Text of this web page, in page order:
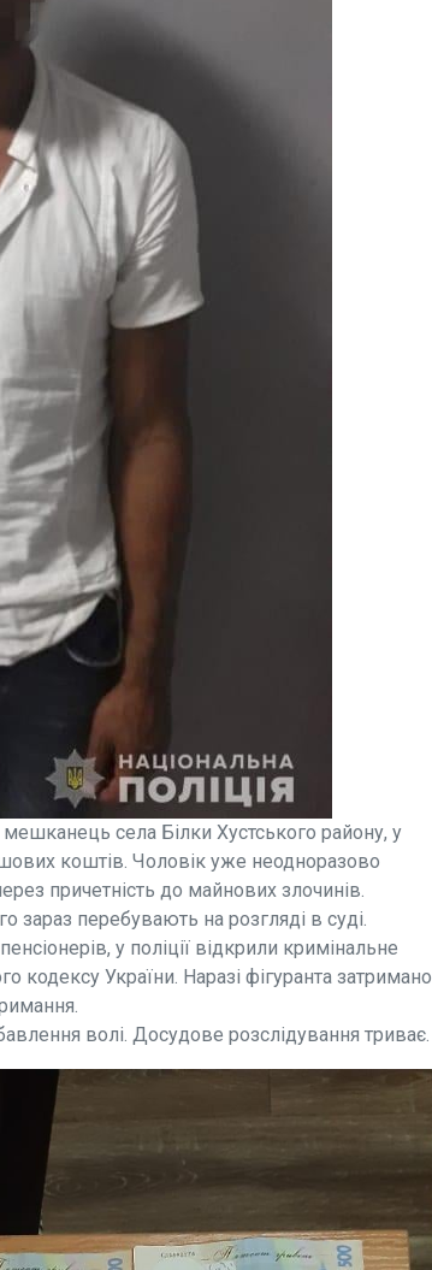
села Білки Хустського району, у
коштів. Чоловік уже неодноразово
причетність до майнових злочинів.
зараз перебувають на розгляді в суді.
у поліції відкрили кримінальне
кодексу України. Наразі фігуранта затримано
волі. Досудове розслідування триває.